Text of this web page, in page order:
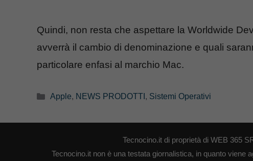
Quindi, non resta che aspettare la Worldwide
avverrà il cambio di denominazione e quali
particolare enfasi al marchio Mac.
Categorie
Apple, NEWS PRODOTTI , Sistemi Operativi
Tecnocino.it di proprietà di WEB 365
Tecnocino.it non è una testata giornalistica, in quanto viene